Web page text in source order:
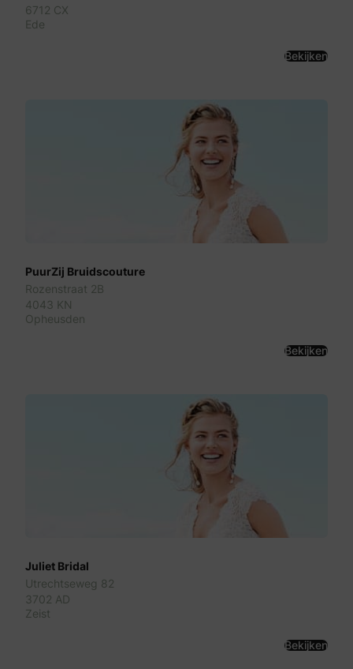
6712 CX
Ede
Bekijken
PuurZij Bruidscouture
Rozenstraat 2B
4043 KN
Opheusden
Bekijken
Juliet Bridal
Utrechtseweg 82
3702 AD
Zeist
Bekijken